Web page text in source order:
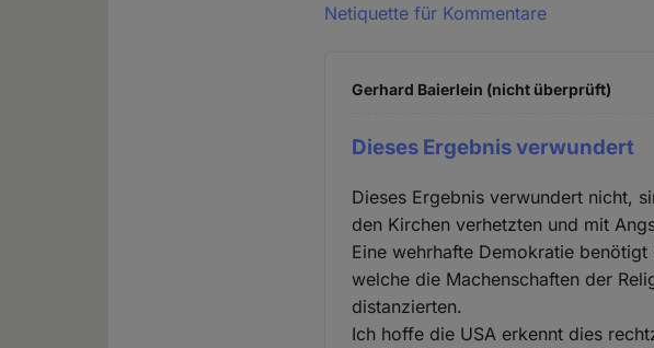
Netiquette für Kommentare
Gerhard Baierlein (nicht überprüft)
Dieses Ergebnis verwundert
Dieses Ergebnis verwundert nicht,
den Kirchen verhetzten und mit
Eine wehrhafte Demokratie
welche die Machenschaften der
distanzierten.
Ich hoffe die USA erkennt dies